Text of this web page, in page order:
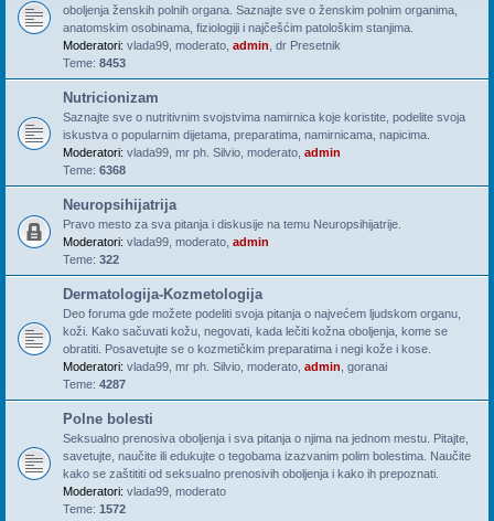
oboljenja ženskih polnih organa. Saznajte sve o ženskim polnim organima,
anatomskim osobinama, fiziologiji i najčešćim patološkim stanjima.
Moderatori: vlada99 moderato admin dr Presetnik
Teme: 8453
Nutricionizam
Saznajte sve o nutritivnim svojstvima namirnica koje koristite, podelite svoja
iskustva o popularnim dijetama, preparatima, namirnicama, napicima.
Moderatori: vlada99 mr ph. Silvio moderato admin
Teme: 6368
Neuropsihijatrija
Pravo mesto za sva pitanja i diskusije na temu Neuropsihijatrije.
Moderatori: vlada99 moderato admin
Teme: 322
Dermatologija-Kozmetologija
Deo foruma gde možete podeliti svoja pitanja o najvećem ljudskom organu,
koži. Kako sačuvati kožu, negovati, kada lečiti kožna oboljenja, kome se
obratiti. Posavetujte se o kozmetičkim preparatima i negi kože i kose.
Moderatori: vlada99 mr ph. Silvio moderato admin goranai
Teme: 4287
Polne bolesti
Seksualno prenosiva oboljenja i sva pitanja o njima na jednom mestu. Pitajte,
savetujte, naučite ili edukujte o tegobama izazvanim polim bolestima. Naučite
kako se zaštititi od seksualno prenosivih oboljenja i kako ih prepoznati.
Moderatori: vlada99 moderato
Teme: 1572